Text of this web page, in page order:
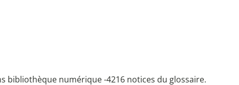
bibliothèque numérique -4216 notices du glossaire.